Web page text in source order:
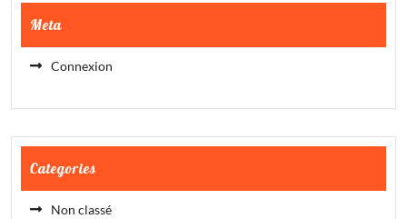
Meta
Connexion
Categories
Non classé